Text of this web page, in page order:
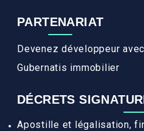
PARTENARIAT
Devenez développeur
Gubernatis immobilier
DÉCRETS
Apostille et légalisation,